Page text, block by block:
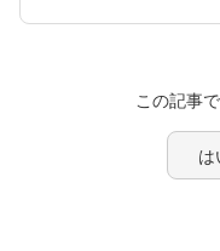
この記事
は